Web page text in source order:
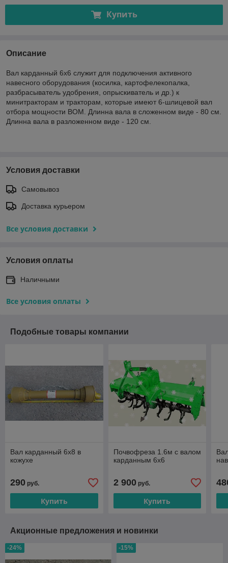
Купить
Описание
Вал карданный 6х6 служит для подключения активного
навесного оборудования (косилка, картофелекопалка,
разбрасыватель удобрения, опрыскиватель и др.) к
минитракторам и тракторам, которые имеют 6-шлицевой вал
отбора мощности ВОМ. Длинна вала в сложенном виде - 80 см.
Длинна вала в разложенном виде - 120 см.
Условия доставки
Самовывоз
Доставка курьером
Все условия доставки
Условия оплаты
Наличными
Все условия оплаты
Подобные товары компании
Вал карданный 6х8 в
кожухе
290 руб.
Купить
Почвофреза 1.6м с валом
карданным 6х6
2 900руб.
Купить
Акционные предложения и новинки
-24% -15%